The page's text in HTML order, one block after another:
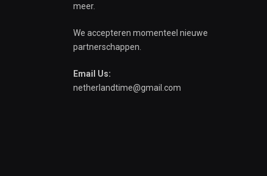
meer.
We accepteren momenteel nieuwe
partnerschappen.
Email Us:
netherlandtime@gmail.com